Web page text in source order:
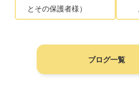
とその保護者様）
ブログ一覧